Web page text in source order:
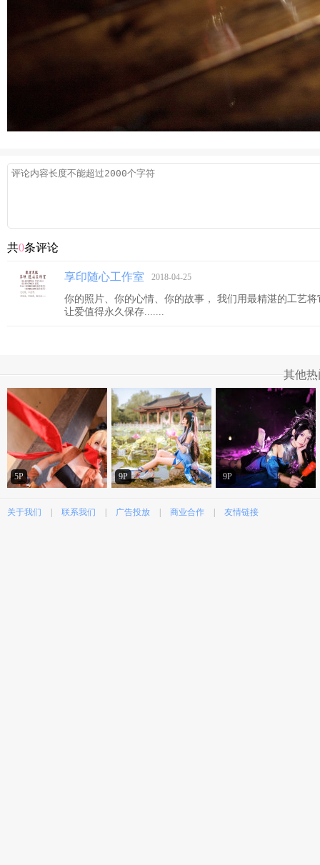
共0条评论
享印随心工作室 2018-04-25
你的照片、你的心情、你的故事， 我们用最精湛的工艺
让爱值得永久保存.......
其他
5P 9P 9P
关于我们 联系我们 广告投放 商业合作 友情链接